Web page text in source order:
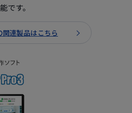
です。
関連製品はこちら